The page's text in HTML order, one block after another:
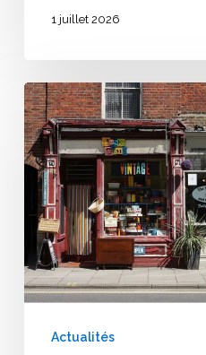
1 juillet 2026
Ouvrir
un
ERP
Guide
complet
et
étapes
Actualités